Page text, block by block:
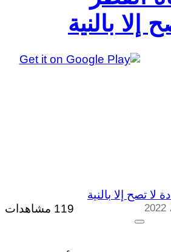
إلا بالنية
لا تصح إلا بالنية
119 مشاهدات